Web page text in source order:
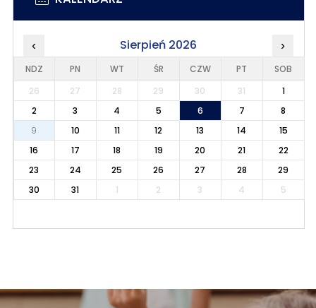
‹ Sierpień 2026 ›
NDZ PN WT ŚR CZW PT
SOB
26
27 28 29 30 31
1
2
3 4 5 6 7
8
9
10 11 12 13 14
15
16
17 18 19 20 21
22
23
24 25 26 27 28
29
30
31 1 2 3 4 5